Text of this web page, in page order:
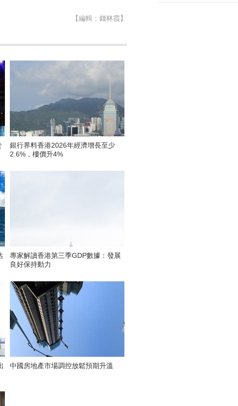
【編輯：錢林霞】
銀行界料香港2026年經濟增長至少
2.6%，樓價升4%
專家解讀香港第三季GDP數據：發展
良好保持動力
中國房地產市場調控放鬆預期升溫